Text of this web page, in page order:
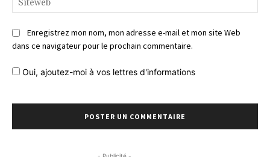
Enregistrez mon nom, mon adresse e-mail et mon site Web
dans ce navigateur pour le prochain commentaire.
Oui, ajoutez-moi à vos lettres d'informations